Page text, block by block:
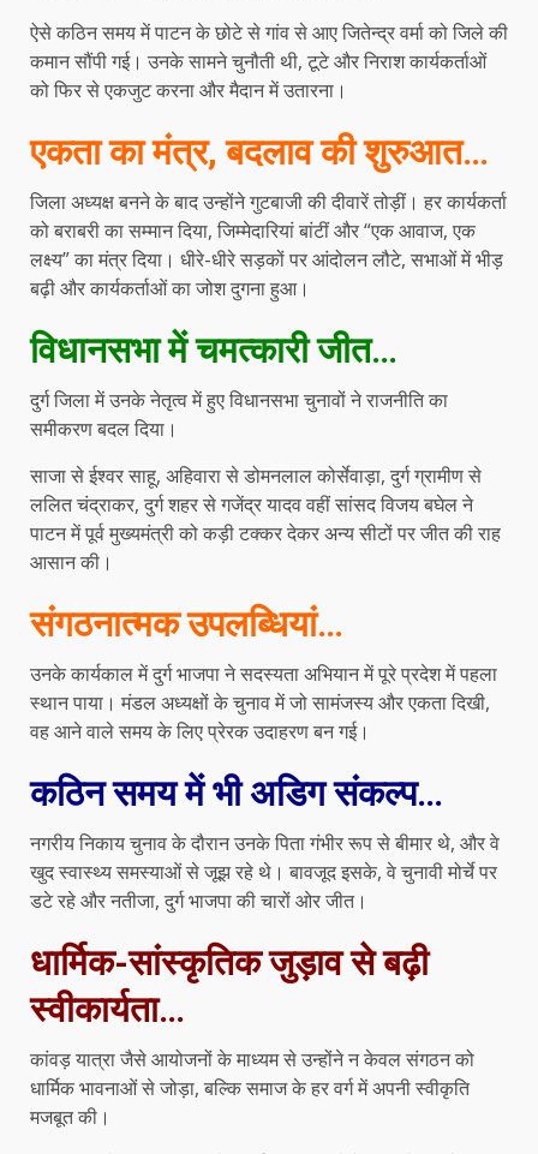
ऐसे कठिन समय में पाटन के छोटे से गांव से आए जितेन्द्र वर्मा को जिले की
कमान सौंपी गई। उनके सामने चुनौती थी, टूटे और निराश कार्यकर्ताओं
को फिर से एकजुट करना और मैदान में उतारना।
एकता का मंत्र, बदलाव की शुरुआत…
जिला अध्यक्ष बनने के बाद उन्होंने गुटबाजी की दीवारें तोड़ीं। हर कार्यकर्ता
को बराबरी का सम्मान दिया, जिम्मेदारियां बांटीं और “एक आवाज, एक
लक्ष्य” का मंत्र दिया। धीरे-धीरे सड़कों पर आंदोलन लौटे, सभाओं में भीड़
बढ़ी और कार्यकर्ताओं का जोश दुगना हुआ।
विधानसभा में चमत्कारी जीत…
दुर्ग जिला में उनके नेतृत्व में हुए विधानसभा चुनावों ने राजनीति का
समीकरण बदल दिया।
साजा से ईश्वर साहू, अहिवारा से डोमनलाल कोर्सेवाड़ा, दुर्ग ग्रामीण से
ललित चंद्राकर, दुर्ग शहर से गजेंद्र यादव वहीं सांसद विजय बघेल ने
पाटन में पूर्व मुख्यमंत्री को कड़ी टक्कर देकर अन्य सीटों पर जीत की राह
आसान की।
संगठनात्मक उपलब्धियां…
उनके कार्यकाल में दुर्ग भाजपा ने सदस्यता अभियान में पूरे प्रदेश में पहला
स्थान पाया। मंडल अध्यक्षों के चुनाव में जो सामंजस्य और एकता दिखी,
वह आने वाले समय के लिए प्रेरक उदाहरण बन गई।
कठिन समय में भी अडिग संकल्प…
नगरीय निकाय चुनाव के दौरान उनके पिता गंभीर रूप से बीमार थे, और वे
खुद स्वास्थ्य समस्याओं से जूझ रहे थे। बावजूद इसके, वे चुनावी मोर्चे पर
डटे रहे और नतीजा, दुर्ग भाजपा की चारों ओर जीत।
धार्मिक-सांस्कृतिक जुड़ाव से बढ़ी
स्वीकार्यता…
कांवड़ यात्रा जैसे आयोजनों के माध्यम से उन्होंने न केवल संगठन को
धार्मिक भावनाओं से जोड़ा, बल्कि समाज के हर वर्ग में अपनी स्वीकृति
मजबूत की।